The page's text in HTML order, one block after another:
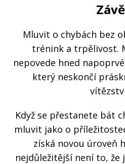
Mluvit o chybách bez
trénink a trpělivost.
nepovede hned
který neskončí
Když se přestanete bát
mluvit jako o
získá novou úroveň
nejdůležitější není to, že